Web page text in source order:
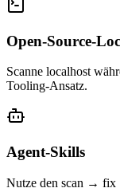
Open-Source-
Scanne localhost
Tooling-Ansatz.
Agent-Skills
Nutze den scan →